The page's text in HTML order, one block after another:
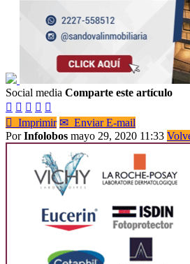
Social media Comparte este artículo
    
 Imprimir ✉ Enviar E-mail
PorInfolobos mayo 29, 2020 11:33